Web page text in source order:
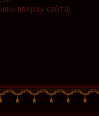
вверху сайта).